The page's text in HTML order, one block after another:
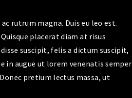
rutrum magna. Duis eu leo est.
placerat diam at risus
suscipit, felis a dictum suscipit,
in augue ut lorem venenatis semper
pretium lectus massa, ut